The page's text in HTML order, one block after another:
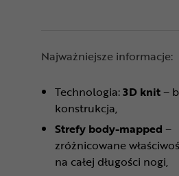
Najważniejsze informacje:
Technologia:3D knit–
konstrukcja,
Strefy body-mapped –
zróżnicowane
na całej długości nogi,